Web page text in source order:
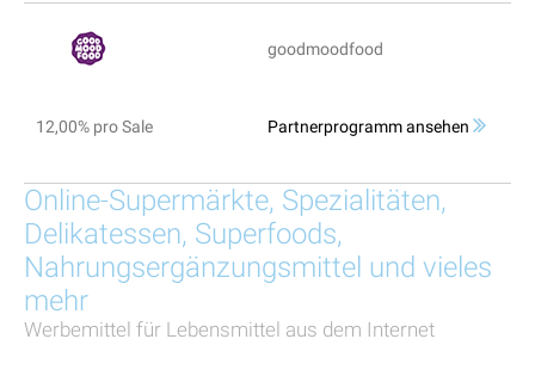
goodmoodfood
12,00% pro Sale Partnerprogramm ansehen
Online-Supermärkte, Spezialitäten,
Delikatessen, Superfoods,
Nahrungsergänzungsmittel und vieles
mehr
Werbemittel für Lebensmittel aus dem Internet